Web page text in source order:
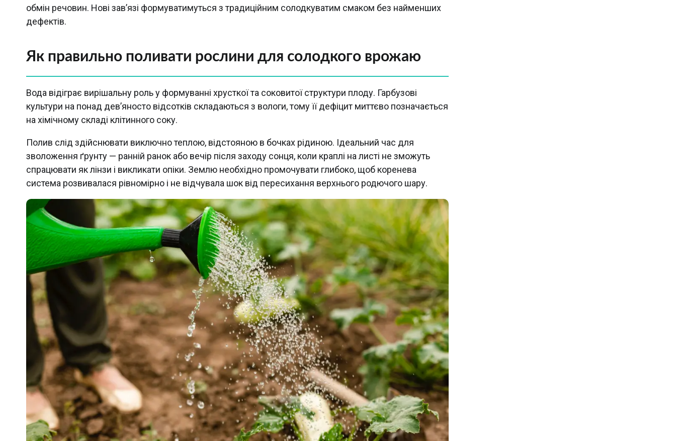
обмін речовин. Нові зав’язі формуватимуться з традиційним солодкуватим смаком без найменших
дефектів.
Як правильно поливати рослини для солодкого врожаю
Вода відіграє вирішальну роль у формуванні хрусткої та соковитої структури плоду. Гарбузові
культури на понад дев’яносто відсотків складаються з вологи, тому її дефіцит миттєво позначається
на хімічному складі клітинного соку.
Полив слід здійснювати виключно теплою, відстояною в бочках рідиною. Ідеальний час для
зволоження ґрунту — ранній ранок або вечір після заходу сонця, коли краплі на листі не зможуть
спрацювати як лінзи і викликати опіки. Землю необхідно промочувати глибоко, щоб коренева
система розвивалася рівномірно і не відчувала шок від пересихання верхнього родючого шару.